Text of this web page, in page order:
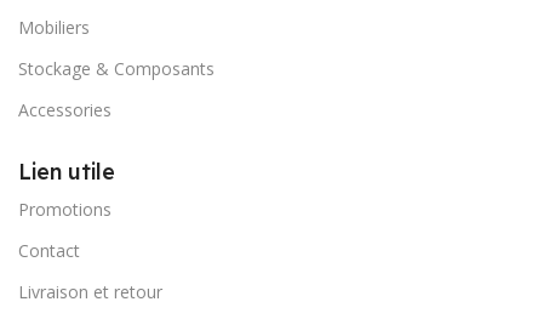
Mobiliers
Stockage & Composants
Accessories
Lien utile
Promotions
Contact
Livraison et retour